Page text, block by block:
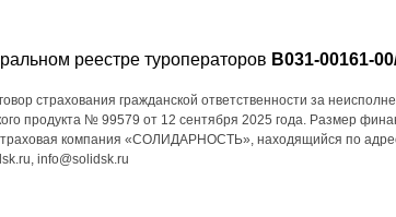
реестре туроператоров В031-00161-
страхования гражданской ответственности за
продукта № 99579 от 12 сентября 2025 года. Размер
компания «СОЛИДАРНОСТЬ», находящийся по
info@solidsk.ru